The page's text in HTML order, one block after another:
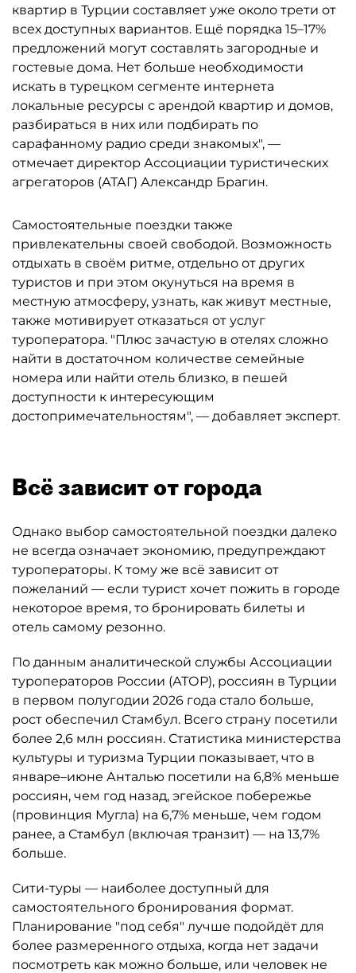
квартир в Турции составляет уже около трети от
всех доступных вариантов. Ещё порядка 15–17%
предложений могут составлять загородные и
гостевые дома. Нет больше необходимости
искать в турецком сегменте интернета
локальные ресурсы с арендой квартир и домов,
разбираться в них или подбирать по
сарафанному радио среди знакомых", —
отмечает директор Ассоциации туристических
агрегаторов (АТАГ) Александр Брагин.
Самостоятельные поездки также
привлекательны своей свободой. Возможность
отдыхать в своём ритме, отдельно от других
туристов и при этом окунуться на время в
местную атмосферу, узнать, как живут местные,
также мотивирует отказаться от услуг
туроператора. "Плюс зачастую в отелях сложно
найти в достаточном количестве семейные
номера или найти отель близко, в пешей
доступности к интересующим
достопримечательностям", — добавляет эксперт.
Всё зависит от города
Однако выбор самостоятельной поездки далеко
не всегда означает экономию, предупреждают
туроператоры. К тому же всё зависит от
пожеланий — если турист хочет пожить в городе
некоторое время, то бронировать билеты и
отель самому резонно.
По данным аналитической службы Ассоциации
туроператоров России (АТОР), россиян в Турции
в первом полугодии 2026 года стало больше,
рост обеспечил Стамбул. Всего страну посетили
более 2,6 млн россиян. Статистика министерства
культуры и туризма Турции показывает, что в
январе–июне Анталью посетили на 6,8% меньше
россиян, чем год назад, эгейское побережье
(провинция Мугла) на 6,7% меньше, чем годом
ранее, а Стамбул (включая транзит) — на 13,7%
больше.
Сити-туры — наиболее доступный для
самостоятельного бронирования формат.
Планирование "под себя" лучше подойдёт для
более размеренного отдыха, когда нет задачи
посмотреть как можно больше, или человек не